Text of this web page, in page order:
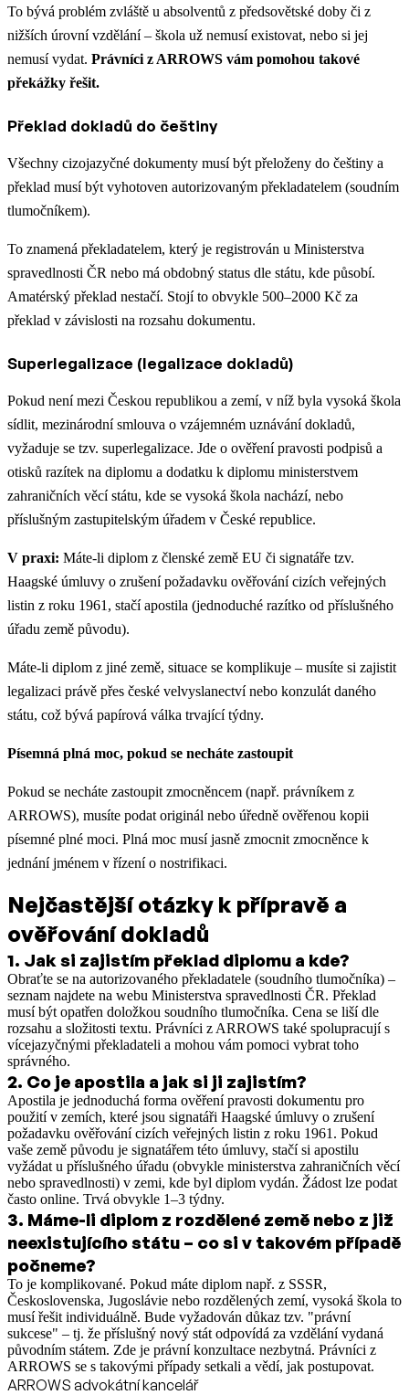
To bývá problém zvláště u absolventů z předsovětské doby či z
nižších úrovní vzdělání – škola už nemusí existovat, nebo si jej
nemusí vydat. Právníci z ARROWS vám pomohou takové
překážky řešit.
Překlad dokladů do češtiny
Všechny cizojazyčné dokumenty musí být přeloženy do češtiny a
překlad musí být vyhotoven autorizovaným překladatelem (soudním
tlumočníkem).
To znamená překladatelem, který je registrován u Ministerstva
spravedlnosti ČR nebo má obdobný status dle státu, kde působí.
Amatérský překlad nestačí. Stojí to obvykle 500–2000 Kč za
překlad v závislosti na rozsahu dokumentu.
Superlegalizace (legalizace dokladů)
Pokud není mezi Českou republikou a zemí, v níž byla vysoká škola
sídlit, mezinárodní smlouva o vzájemném uznávání dokladů,
vyžaduje se tzv. superlegalizace. Jde o ověření pravosti podpisů a
otisků razítek na diplomu a dodatku k diplomu ministerstvem
zahraničních věcí státu, kde se vysoká škola nachází, nebo
příslušným zastupitelským úřadem v České republice.
V praxi: Máte-li diplom z členské země EU či signatáře tzv.
Haagské úmluvy o zrušení požadavku ověřování cizích veřejných
listin z roku 1961, stačí apostila (jednoduché razítko od příslušného
úřadu země původu).
Máte-li diplom z jiné země, situace se komplikuje – musíte si zajistit
legalizaci právě přes české velvyslanectví nebo konzulát daného
státu, což bývá papírová válka trvající týdny.
Písemná plná moc, pokud se necháte zastoupit
Pokud se necháte zastoupit zmocněncem (např. právníkem z
ARROWS), musíte podat originál nebo úředně ověřenou kopii
písemné plné moci. Plná moc musí jasně zmocnit zmocněnce k
jednání jménem v řízení o nostrifikaci.
Nejčastější otázky k přípravě a
ověřování dokladů
1. Jak si zajistím překlad diplomu a kde?
Obraťte se na autorizovaného překladatele (soudního tlumočníka) –
seznam najdete na webu Ministerstva spravedlnosti ČR. Překlad
musí být opatřen doložkou soudního tlumočníka. Cena se liší dle
rozsahu a složitosti textu. Právníci z ARROWS také spolupracují s
vícejazyčnými překladateli a mohou vám pomoci vybrat toho
správného.
2. Co je apostila a jak si ji zajistím?
Apostila je jednoduchá forma ověření pravosti dokumentu pro
použití v zemích, které jsou signatáři Haagské úmluvy o zrušení
požadavku ověřování cizích veřejných listin z roku 1961. Pokud
vaše země původu je signatářem této úmluvy, stačí si apostilu
vyžádat u příslušného úřadu (obvykle ministerstva zahraničních věcí
nebo spravedlnosti) v zemi, kde byl diplom vydán. Žádost lze podat
často online. Trvá obvykle 1–3 týdny.
3. Máme-li diplom z rozdělené země nebo z již
neexistujícího státu – co si v takovém případě
počneme?
To je komplikované. Pokud máte diplom např. z SSSR,
Československa, Jugoslávie nebo rozdělených zemí, vysoká škola to
musí řešit individuálně. Bude vyžadován důkaz tzv. "právní
sukcese" – tj. že příslušný nový stát odpovídá za vzdělání vydaná
původním státem. Zde je právní konzultace nezbytná. Právníci z
ARROWS se s takovými případy setkali a vědí, jak postupovat.
ARROWS advokátní kancelář